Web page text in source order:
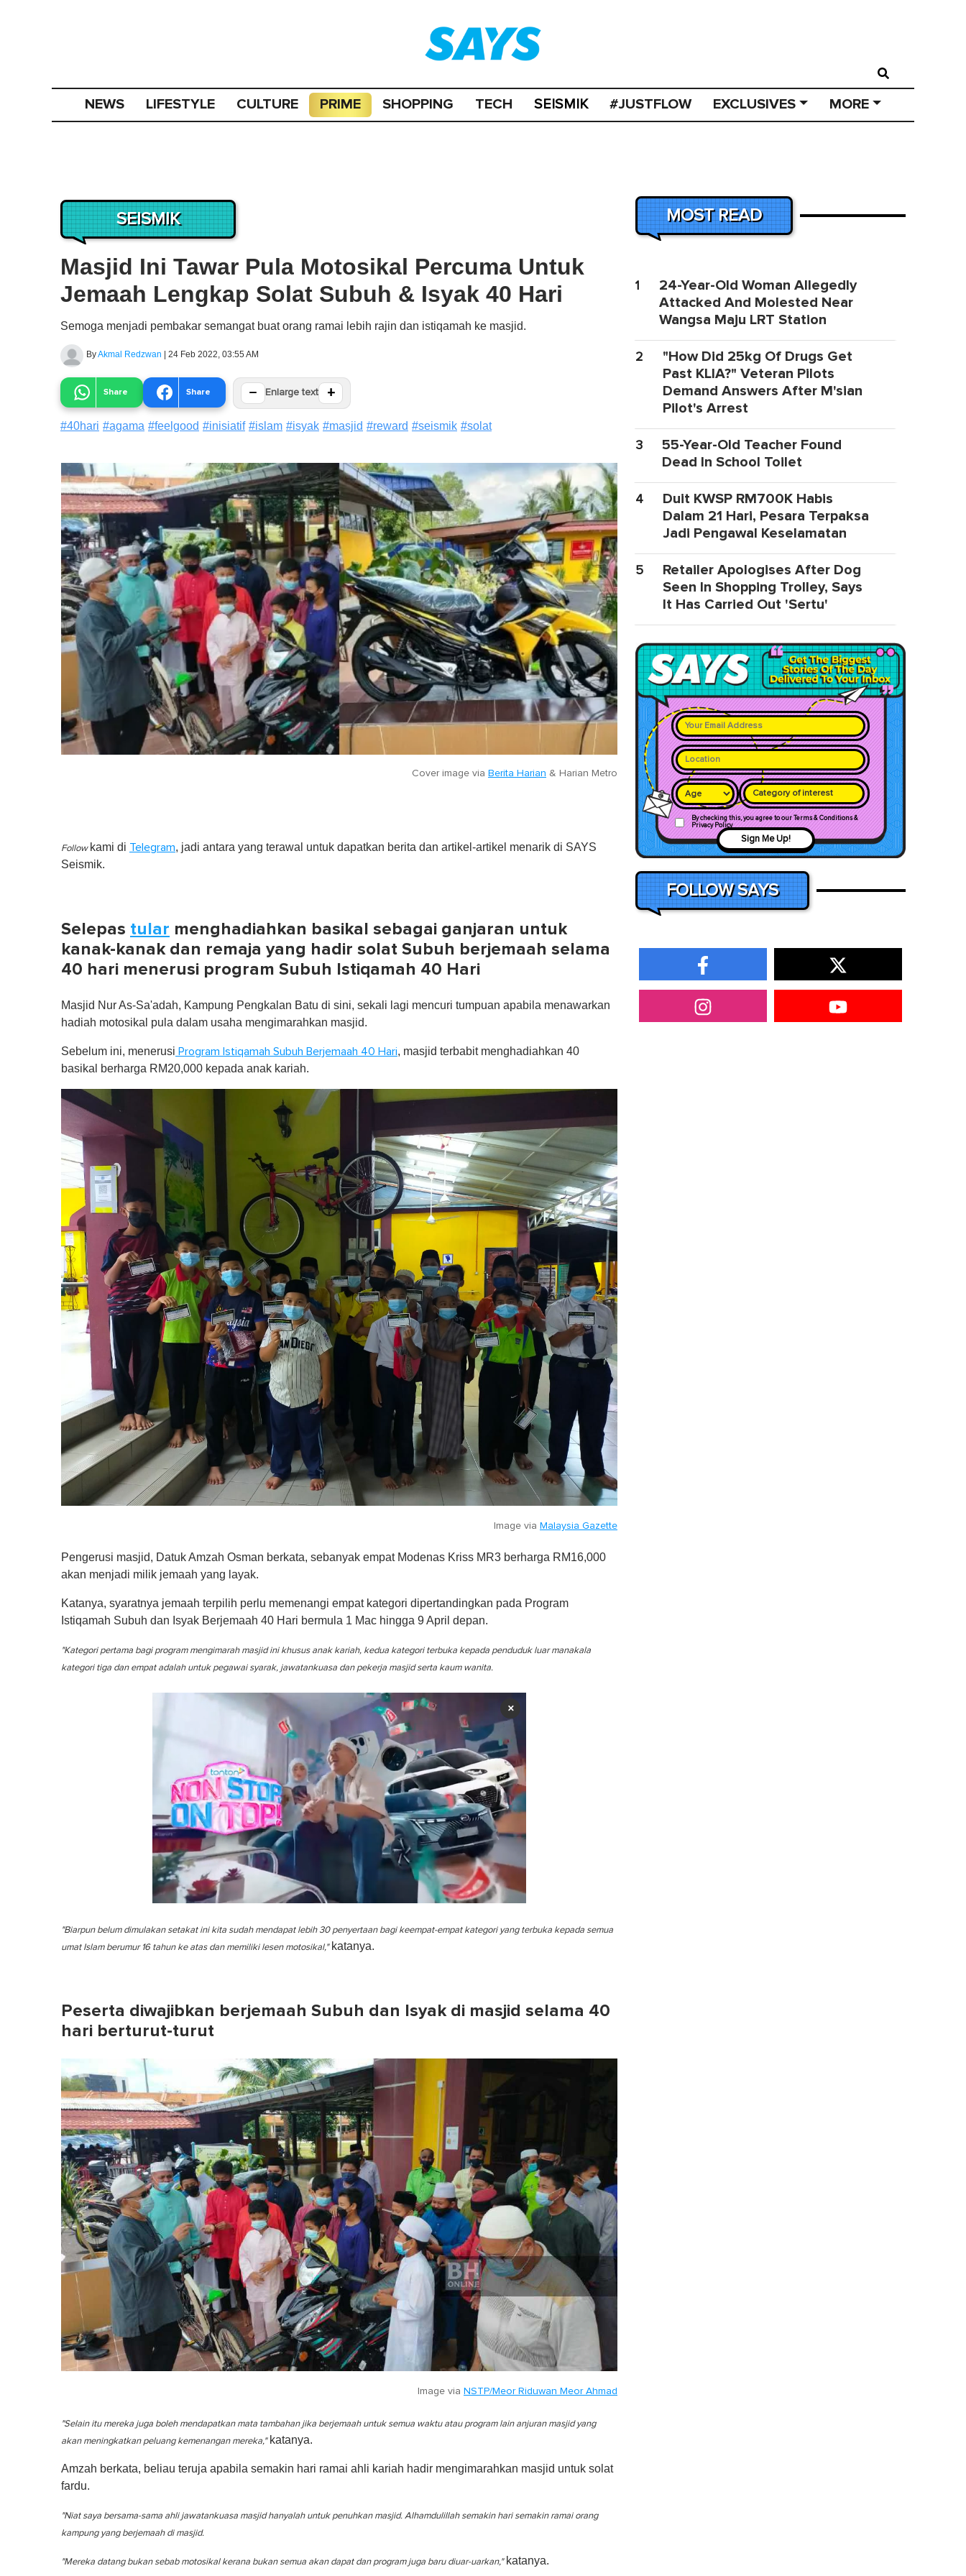
NEWS LIFESTYLE CULTURE PRIME SHOPPING TECH SEISMIK #JUSTFLOW EXCLUSIVES MORE
SEISMIK
Masjid Ini Tawar Pula Motosikal Percuma Untuk
Jemaah Lengkap Solat Subuh & Isyak 40 Hari
Semoga menjadi pembakar semangat buat orang ramai lebih rajin dan istiqamah ke masjid.
ByAkmal Redzwan | 24 Feb 2022, 03:55 AM
Share Share − Enlarge text +
#40hari #agama #feelgood #inisiatif #islam #isyak #masjid #reward #seismik #solat
Cover image via Berita Harian & Harian Metro
Follow kami di Telegram, jadi antara yang terawal untuk dapatkan berita dan artikel-artikel menarik di SAYS
Seismik.
Selepas tular menghadiahkan basikal sebagai ganjaran untuk
kanak-kanak dan remaja yang hadir solat Subuh berjemaah selama
40 hari menerusi program Subuh Istiqamah 40 Hari
Masjid Nur As-Sa'adah, Kampung Pengkalan Batu di sini, sekali lagi mencuri tumpuan apabila menawarkan
hadiah motosikal pula dalam usaha mengimarahkan masjid.
Sebelum ini, menerusi Program Istiqamah Subuh Berjemaah 40 Hari, masjid terbabit menghadiahkan 40
basikal berharga RM20,000 kepada anak kariah.
Image via Malaysia Gazette
Pengerusi masjid, Datuk Amzah Osman berkata, sebanyak empat Modenas Kriss MR3 berharga RM16,000
akan menjadi milik jemaah yang layak.
Katanya, syaratnya jemaah terpilih perlu memenangi empat kategori dipertandingkan pada Program
Istiqamah Subuh dan Isyak Berjemaah 40 Hari bermula 1 Mac hingga 9 April depan.
"Kategori pertama bagi program mengimarah masjid ini khusus anak kariah, kedua kategori terbuka kepada penduduk luar manakala
kategori tiga dan empat adalah untuk pegawai syarak, jawatankuasa dan pekerja masjid serta kaum wanita.
×
e
c
o
f
m
u
t
e
,
0
V
l
u
m
e
0
%
"Biarpun belum dimulakan setakat ini kita sudah mendapat lebih 30 penyertaan bagi keempat-empat kategori yang terbuka kepada semua
umat Islam berumur 16 tahun ke atas dan memiliki lesen motosikal,"katanya.
Peserta diwajibkan berjemaah Subuh dan Isyak di masjid selama 40
hari berturut-turut
Image via NSTP/Meor Riduwan Meor Ahmad
"Selain itu mereka juga boleh mendapatkan mata tambahan jika berjemaah untuk semua waktu atau program lain anjuran masjid yang
akan meningkatkan peluang kemenangan mereka,"katanya.
Amzah berkata, beliau teruja apabila semakin hari ramai ahli kariah hadir mengimarahkan masjid untuk solat
fardu.
"Niat saya bersama-sama ahli jawatankuasa masjid hanyalah untuk penuhkan masjid. Alhamdulillah semakin hari semakin ramai orang
kampung yang berjemaah di masjid.
"Mereka datang bukan sebab motosikal kerana bukan semua akan dapat dan program juga baru diuar-uarkan,"katanya.
MOST READ
1
24-Year-Old Woman Allegedly
Attacked And Molested Near
Wangsa Maju LRT Station
2
"How Did 25kg Of Drugs Get
Past KLIA?" Veteran Pilots
Demand Answers After M'sian
Pilot's Arrest
3
55-Year-Old Teacher Found
Dead In School Toilet
4
Duit KWSP RM700K Habis
Dalam 21 Hari, Pesara Terpaksa
Jadi Pengawal Keselamatan
5
Retailer Apologises After Dog
Seen In Shopping Trolley, Says
It Has Carried Out 'Sertu'
Category of interest
By checking this, you agree to our Terms & Conditions &
Privacy Policy
Sign Me Up!
FOLLOW SAYS